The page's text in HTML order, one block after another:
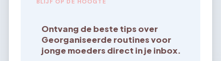
BLIJF OP DE HOOGTE
Ontvang de beste tips over
Georganiseerde routines voor
jonge moeders direct in je inbox.